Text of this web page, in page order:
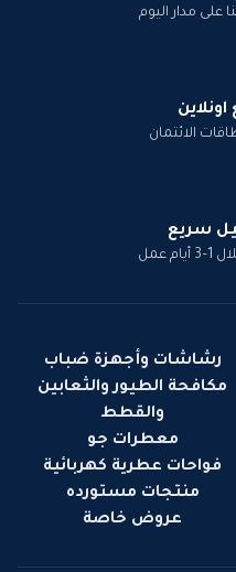
على مدار اليوم
الائتمان
سريع
عمل
رشاشات وأجهزة ضباب
مكافحة الطيور والثعابين
والقطط
معطرات جو
فواحات عطرية كهربائية
منتجات مستورده
عروض خاصة